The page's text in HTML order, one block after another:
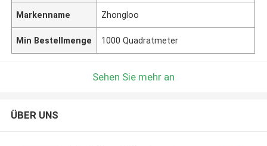
Markenname Zhongloo
Min Bestellmenge 1000 Quadratmeter
Sehen Sie mehr an
ÜBER UNS